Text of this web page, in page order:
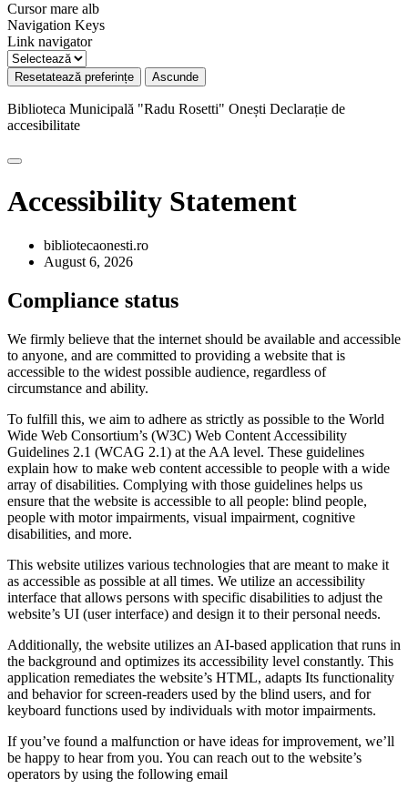
Cursor mare alb
Navigation Keys
Link navigator
Resetatează preferințe Ascunde
Biblioteca Municipală "Radu Rosetti" Onești Declarație de
accesibilitate
Accessibility Statement
bibliotecaonesti.ro
August 6, 2026
Compliance status
We firmly believe that the internet should be available and accessible
to anyone, and are committed to providing a website that is
accessible to the widest possible audience, regardless of
circumstance and ability.
To fulfill this, we aim to adhere as strictly as possible to the World
Wide Web Consortium’s (W3C) Web Content Accessibility
Guidelines 2.1 (WCAG 2.1) at the AA level. These guidelines
explain how to make web content accessible to people with a wide
array of disabilities. Complying with those guidelines helps us
ensure that the website is accessible to all people: blind people,
people with motor impairments, visual impairment, cognitive
disabilities, and more.
This website utilizes various technologies that are meant to make it
as accessible as possible at all times. We utilize an accessibility
interface that allows persons with specific disabilities to adjust the
website’s UI (user interface) and design it to their personal needs.
Additionally, the website utilizes an AI-based application that runs in
the background and optimizes its accessibility level constantly. This
application remediates the website’s HTML, adapts Its functionality
and behavior for screen-readers used by the blind users, and for
keyboard functions used by individuals with motor impairments.
If you’ve found a malfunction or have ideas for improvement, we’ll
be happy to hear from you. You can reach out to the website’s
operators by using the following email